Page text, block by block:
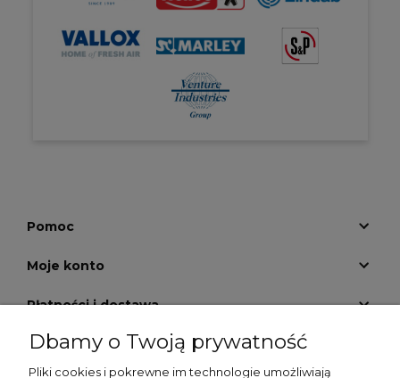
Pomoc
Moje konto
Płatności i dostawa
Informacje
Dbamy o Twoją prywatność
Pliki cookies i pokrewne im technologie umożliwiają